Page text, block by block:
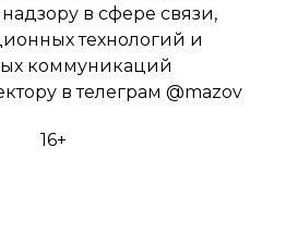
в сфере связи,
технологий и
коммуникаций
в телеграм @mazov
16+